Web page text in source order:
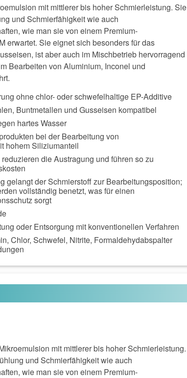
mit mittlerer bis hoher Schmierleistung. Sie
und Schmierfähigkeit wie auch
wie man sie von einem Premium-
erwartet. Sie eignet sich besonders für das
ist aber auch im Mischbetrieb hervorragend
Bearbeiten von Aluminium, Inconel und
ohne chlor- oder schwefelhaltige EP-Additive
Buntmetallen und Gusseisen kompatibel
hartes Wasser
bei der Bearbeitung von
hohem Siliziumanteil
die Austragung und führen so zu
gelangt der Schmierstoff zur Bearbeitungsposition;
vollständig benetzt, was für einen
sorgt
oder Entsorgung mit konventionellen Verfahren
Chlor, Schwefel, Nitrite, Formaldehydabspalter
mit mittlerer bis hoher Schmierleistung.
und Schmierfähigkeit wie auch
wie man sie von einem Premium-